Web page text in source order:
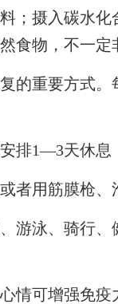
摄入碳水化
食物，不一
重要方式。
1—3天休息
用筋膜枪、
泳、骑行、
可增强免疫